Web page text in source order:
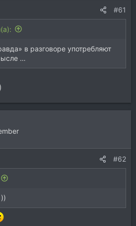
#61
в разговоре употребляют
…
#62